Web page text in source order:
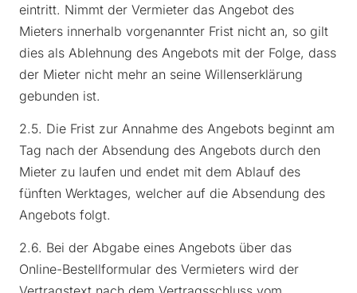
eintritt. Nimmt der Vermieter das Angebot des
Mieters innerhalb vorgenannter Frist nicht an, so gilt
dies als Ablehnung des Angebots mit der Folge, dass
der Mieter nicht mehr an seine Willenserklärung
gebunden ist.
2.5. Die Frist zur Annahme des Angebots beginnt am
Tag nach der Absendung des Angebots durch den
Mieter zu laufen und endet mit dem Ablauf des
fünften Werktages, welcher auf die Absendung des
Angebots folgt.
2.6. Bei der Abgabe eines Angebots über das
Online-Bestellformular des Vermieters wird der